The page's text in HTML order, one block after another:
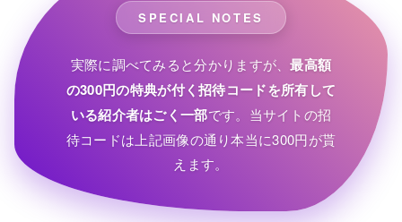
SPECIAL NOTES
実際に調べてみると分かりますが、最高額
の300円の特典が付く招待コードを所有して
いる紹介者はごく一部です。当サイトの招
待コードは上記画像の通り本当に300円が貰
えます。